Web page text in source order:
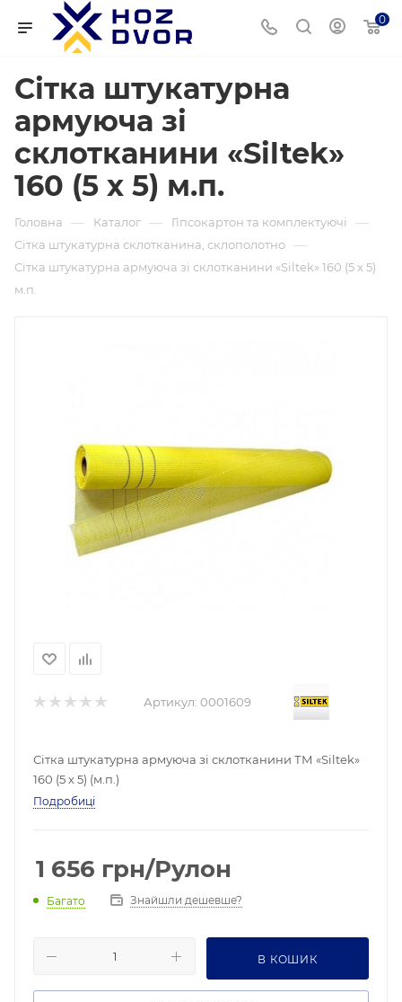
0
Сітка штукатурна
армуюча зі
склотканини «Siltek»
160 (5 х 5) м.п.
Головна — Каталог — Гіпсокартон та комплектуючі —
Сітка штукатурна склотканина, склополотно —
Сітка штукатурна армуюча зі склотканини «Siltek» 160 (5 х 5)
м.п.
Артикул: 0001609
Сітка штукатурна армуюча зі склотканини ТМ «Siltek»
160 (5 х 5) (м.п.)
Подробиці
1 656 грн/Рулон
Багато Знайшли дешевше?
В КОШИК